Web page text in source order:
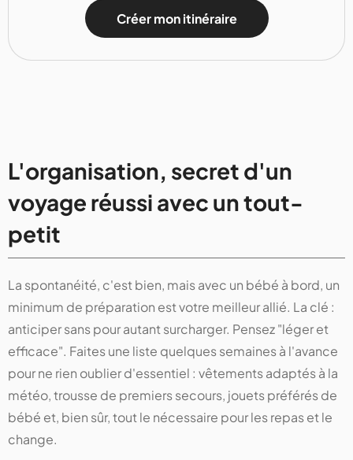
Créer mon itinéraire
L'organisation, secret d'un
voyage réussi avec un tout-
petit
La spontanéité, c'est bien, mais avec un bébé à bord, un
minimum de préparation est votre meilleur allié. La clé :
anticiper sans pour autant surcharger. Pensez "léger et
efficace". Faites une liste quelques semaines à l'avance
pour ne rien oublier d'essentiel : vêtements adaptés à la
météo, trousse de premiers secours, jouets préférés de
bébé et, bien sûr, tout le nécessaire pour les repas et le
change.